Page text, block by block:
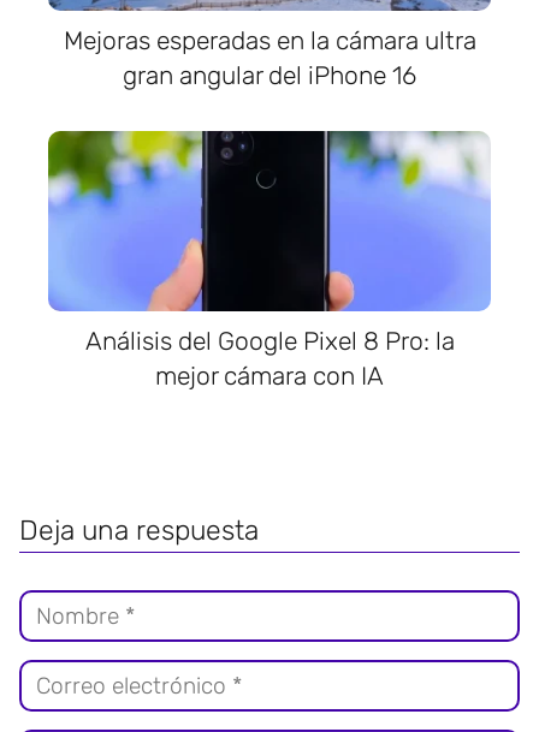
Mejoras esperadas en la cámara ultra
gran angular del iPhone 16
Análisis del Google Pixel 8 Pro: la
mejor cámara con IA
Deja una respuesta